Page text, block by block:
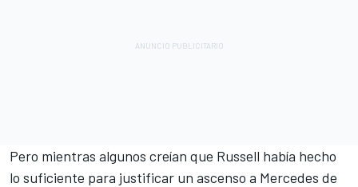
Pero mientras algunos creían que Russell había hecho
lo suficiente para justificar un ascenso a Mercedes de